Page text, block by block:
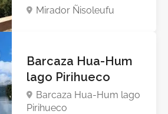
Mirador Ñisoleufu
Barcaza Hua-Hum
lago Pirihueco
Barcaza Hua-Hum lago
Pirihueco